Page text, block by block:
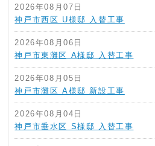
2026年08月07日
神戸市西区 U様邸 入替工事
2026年08月06日
神戸市東灘区 A様邸 入替工事
2026年08月05日
神戸市灘区 A様邸 新設工事
2026年08月04日
神戸市垂水区 S様邸 入替工事